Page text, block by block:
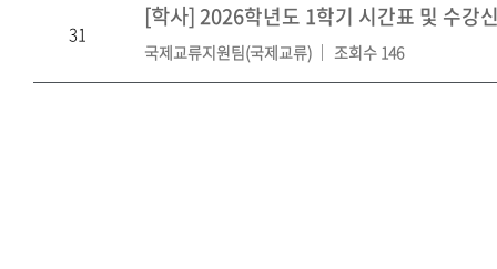
31
[학사]2026학년도 1학기 시간표 및 수강
국제교류지원팀(국제교류) 조회수 146